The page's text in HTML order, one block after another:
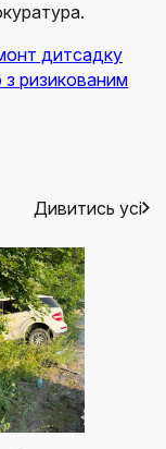
дитсадку
ризикованим
Дивитись усі